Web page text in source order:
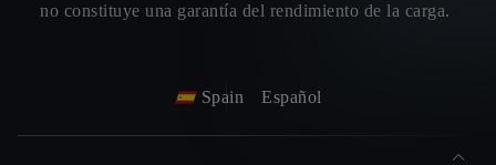
no constituye una garantía del rendimiento de la carga.
Spain Español